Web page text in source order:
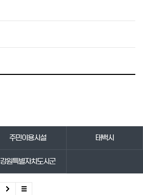
주민이용시설 태백시
강원특별자치도시군